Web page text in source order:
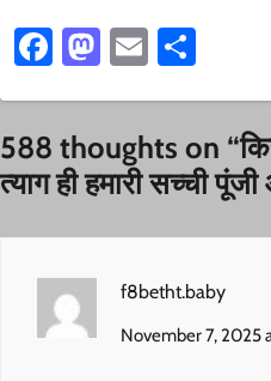
Facebook
Mastodon
Email
588 thoughts on “
त्याग ही हमारी सच्ची
f8betht.baby
November 7, 2025